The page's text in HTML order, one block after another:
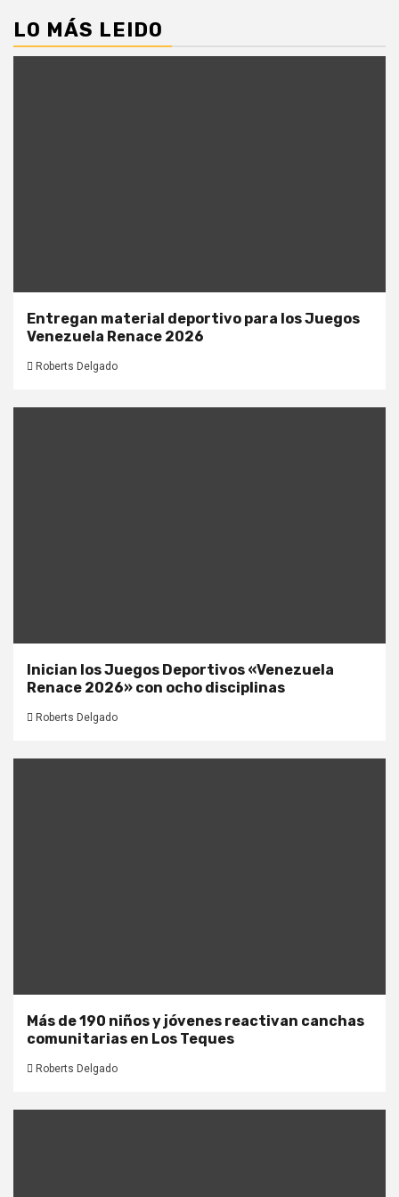
LO MÁS LEIDO
Entregan material deportivo para los Juegos
Venezuela Renace 2026
Roberts Delgado
Inician los Juegos Deportivos «Venezuela
Renace 2026» con ocho disciplinas
Roberts Delgado
Más de 190 niños y jóvenes reactivan canchas
comunitarias en Los Teques
Roberts Delgado